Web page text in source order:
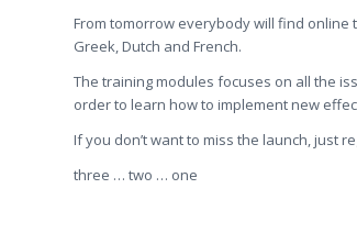
From tomorrow everybody will find online
Greek, Dutch and French.
The training modules focuses on all the
order to learn how to implement new
If you don’t want to miss the launch, just
three … two … one